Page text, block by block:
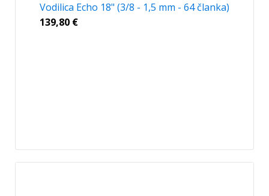
Vodilica Echo 18" (3/8 - 1,5 mm - 64 članka)
139,80 €